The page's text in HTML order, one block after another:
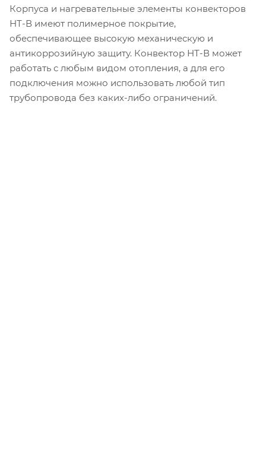
Корпуса и нагревательные элементы конвекторов
НТ-В имеют полимерное покрытие,
обеспечивающее высокую механическую и
антикоррозийную защиту. Конвектор НТ-В может
работать с любым видом отопления, а для его
подключения можно использовать любой тип
трубопровода без каких-либо ограничений.